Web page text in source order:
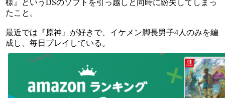
様』というDSのソフトを引っ越しと同時に紛失してしまっ
たこと。
最近では『原神』が好きで、イケメン脚長男子4人のみを編
成し、毎日プレイしている。